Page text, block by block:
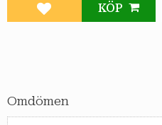
Omdömen
Lägg till i favoriter
KÖP